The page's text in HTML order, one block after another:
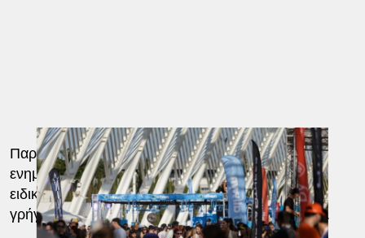
Παράλληλα, το κοινό είχε τη δυνατότητα να
ενημερωθεί για το Υπεύθυνο Παιχνίδι, στο
ειδικό booth της Allwyn, να συμμετάσχει σε ένα
γρήγορο κουίζ και να κερδίσει αναμνηστικά δώρα.